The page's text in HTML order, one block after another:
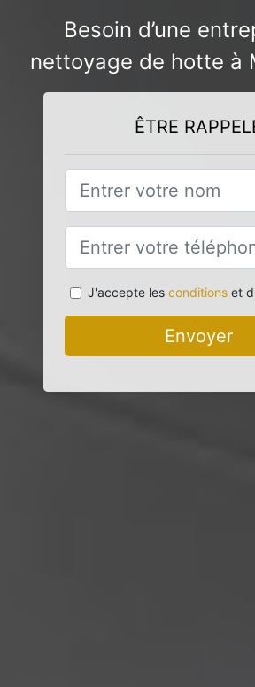
Besoin d’une
nettoyage de hotte à
ÊTRE
J'accepte les conditionset
Envoyer